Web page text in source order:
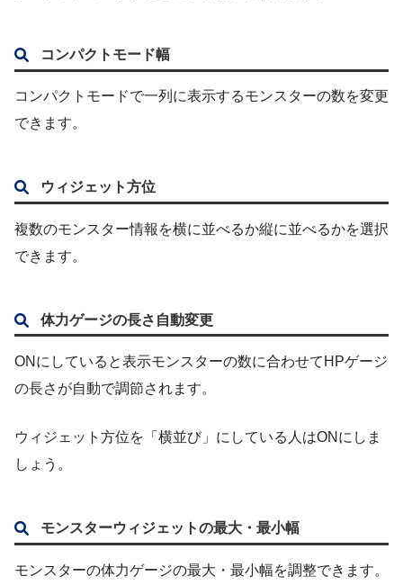
コンパクトモード幅
コンパクトモードで一列に表示するモンスターの数を変更
できます。
ウィジェット方位
複数のモンスター情報を横に並べるか縦に並べるかを選択
できます。
体力ゲージの長さ自動変更
ONにしていると表示モンスターの数に合わせてHPゲージ
の長さが自動で調節されます。
ウィジェット方位を「横並び」にしている人はONにしま
しょう。
モンスターウィジェットの最大・最小幅
モンスターの体力ゲージの最大・最小幅を調整できます。